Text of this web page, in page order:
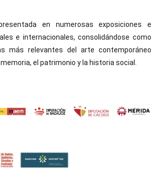
en numerosas exposiciones e
e internacionales, consolidándose como
más relevantes del arte contemporáneo
el patrimonio y la historia social.